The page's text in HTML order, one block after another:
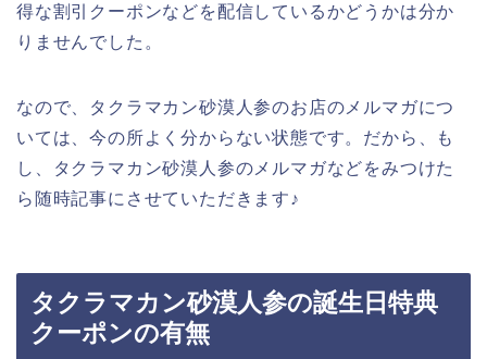
得な割引クーポンなどを配信しているかどうかは分か
りませんでした。
なので、タクラマカン砂漠人参のお店のメルマガにつ
いては、今の所よく分からない状態です。だから、も
し、タクラマカン砂漠人参のメルマガなどをみつけた
ら随時記事にさせていただきます♪
タクラマカン砂漠人参の誕生日特典
クーポンの有無